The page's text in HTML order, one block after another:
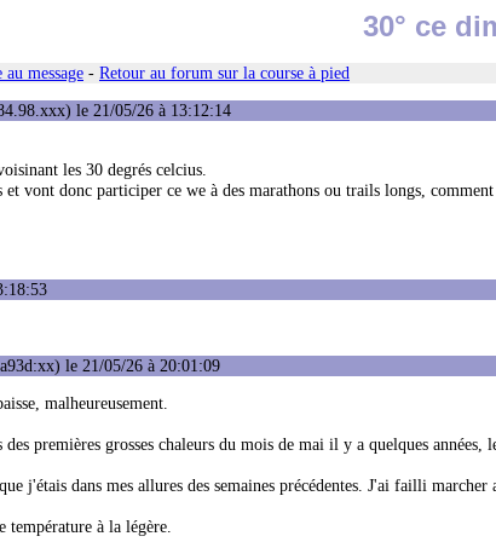
30° ce
au message - Retour au forum sur la course à pied
le 21/05/26 à 13:12:14
les 30 degrés celcius.
vont donc participer ce we à des marathons ou trails longs,
le 21/05/26 à 20:01:09
malheureusement.
premières grosses chaleurs du mois de mai il y a quelques années,
j'étais dans mes allures des semaines précédentes. J'ai failli marcher
température à la légère.